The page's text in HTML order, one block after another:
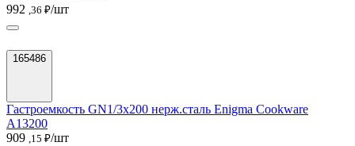
992 ,36 ₽/шт
165486
Гастроемкость GN1/3х200 нерж.сталь Enigma Cookware
A13200
909 ,15 ₽/шт